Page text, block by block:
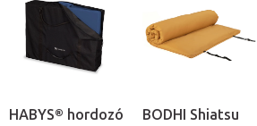
HABYS® hordozó
BODHI Shiatsu